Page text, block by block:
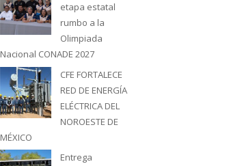
etapa estatal
rumbo a la
Olimpiada
Nacional CONADE 2027
CFE FORTALECE
RED DE ENERGÍA
ELÉCTRICA DEL
NOROESTE DE
MÉXICO
Entrega